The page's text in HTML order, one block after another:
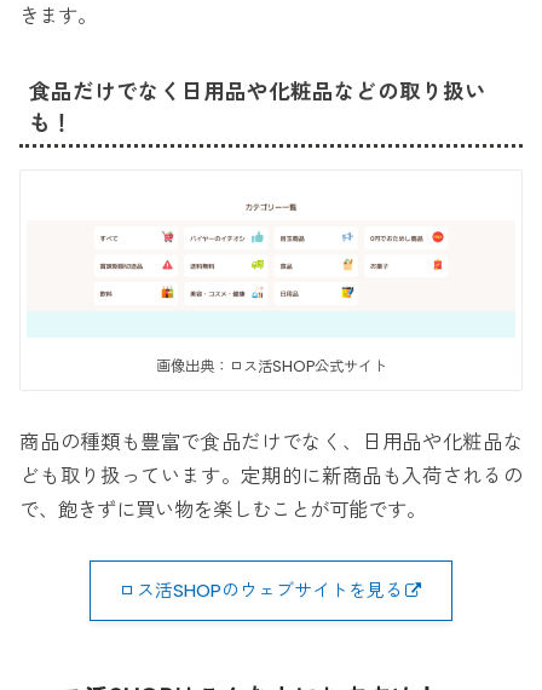
きます。
食品だけでなく日用品や化粧品などの取り扱い
も！
画像出典：ロス活SHOP公式サイト
商品の種類も豊富で食品だけでなく、日用品や化粧品な
ども取り扱っています。定期的に新商品も入荷されるの
で、飽きずに買い物を楽しむことが可能です。
ロス活SHOPのウェブサイトを見る